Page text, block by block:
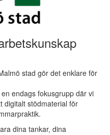
stad gör det enklare för
endags fokusgrupp där vi
digitalt stödmaterial för
dina tankar, dina